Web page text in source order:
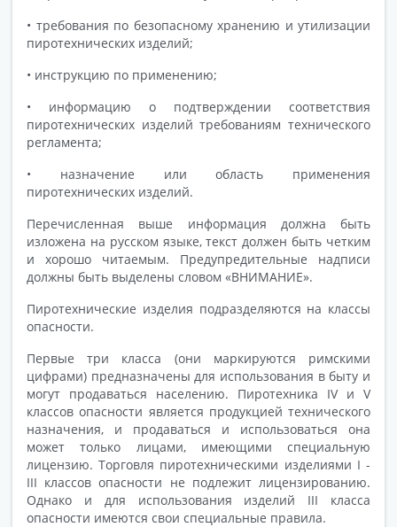
• требования по безопасному хранению и утилизации
пиротехнических изделий;
• инструкцию по применению;
• информацию о подтверждении соответствия
пиротехнических изделий требованиям технического
регламента;
• назначение или область применения
пиротехнических изделий.
Перечисленная выше информация должна быть
изложена на русском языке, текст должен быть четким
и хорошо читаемым. Предупредительные надписи
должны быть выделены словом «ВНИМАНИЕ».
Пиротехнические изделия подразделяются на классы
опасности.
Первые три класса (они маркируются римскими
цифрами) предназначены для использования в быту и
могут продаваться населению. Пиротехника IV и V
классов опасности является продукцией технического
назначения, и продаваться и использоваться она
может только лицами, имеющими специальную
лицензию. Торговля пиротехническими изделиями I -
III классов опасности не подлежит лицензированию.
Однако и для использования изделий III класса
опасности имеются свои специальные правила.